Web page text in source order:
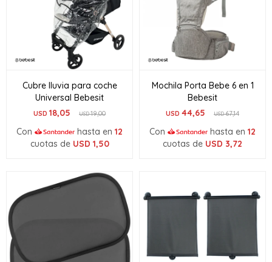
Cubre lluvia para coche
Universal Bebesit
USD 18,05 USD19,00
Con hasta en 12
cuotas de USD 1,50
Mochila Porta Bebe 6 en 1
Bebesit
USD 44,65 USD67,14
Con hasta en 12
cuotas de USD 3,72